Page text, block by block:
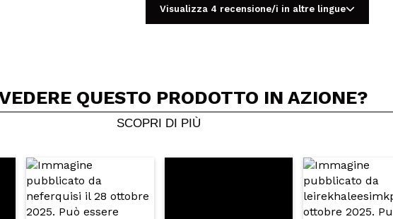
Condividi un video o una foto
Il tuo video potrebbe essere il primo. Immaginalo...
acquisto? Si 5/5
Visualizza 4 recensione/i in altre lingue
QUESTO PRODOTTO IN AZIONE?
SCOPRI DI PIÙ